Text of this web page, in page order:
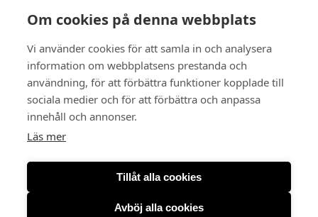
Om cookies på denna webbplats
Vi använder cookies för att samla in och analysera
information om webbplatsens prestanda och
användning, för att förbättra funktioner kopplade till
sociala medier och för att förbättra och anpassa
innehåll och annonser.
Läs mer
Tillåt alla cookies
Avböj alla cookies